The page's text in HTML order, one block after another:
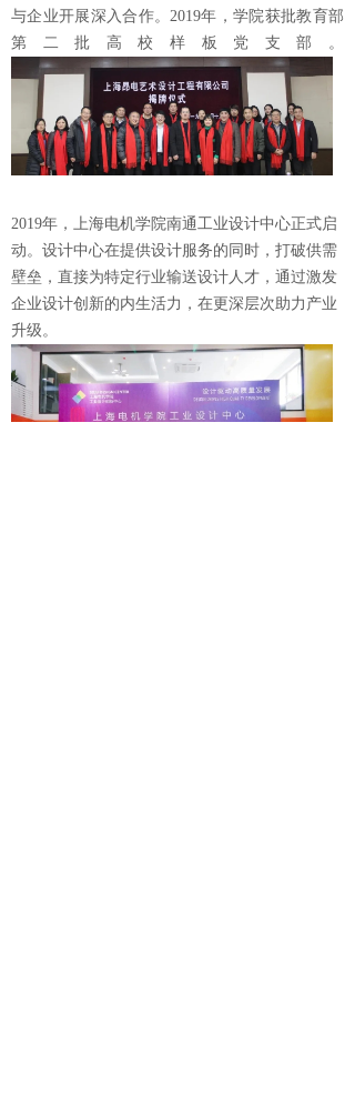
与企业开展深入合作。2019年，学院获批教育部
第二批高校样板党支部。
2019年，上海电机学院南通工业设计中心正式启
动。设计中心在提供设计服务的同时，打破供需
壁垒，直接为特定行业输送设计人才，通过激发
企业设计创新的内生活力，在更深层次助力产业
升级。